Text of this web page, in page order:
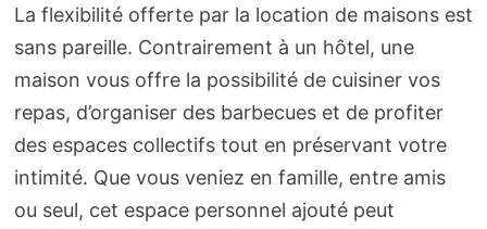
La flexibilité offerte par la location de maisons est
sans pareille. Contrairement à un hôtel, une
maison vous offre la possibilité de cuisiner vos
repas, d’organiser des barbecues et de profiter
des espaces collectifs tout en préservant votre
intimité. Que vous veniez en famille, entre amis
ou seul, cet espace personnel ajouté peut